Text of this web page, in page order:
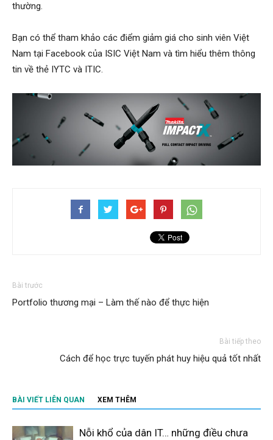
thường.
Bạn có thể tham khảo các điểm giảm giá cho sinh viên Việt
Nam tại Facebook của ISIC Việt Nam và tìm hiểu thêm thông
tin về thẻ IYTC và ITIC.
Bài trước
Portfolio thương mại – Làm thế nào để thực hiện
Bài tiếp theo
Cách để học trực tuyến phát huy hiệu quả tốt nhất
BÀI VIẾT LIÊN QUAN XEM THÊM
Nỗi khổ của dân IT… những điều chưa